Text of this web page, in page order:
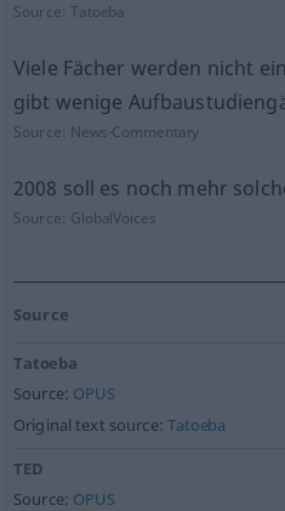
Source:Tatoeba
Viele Fächer werden nicht
gibt wenige
Source: News-Commentary
2008 soll es noch mehr
Source: GlobalVoices
Source
Tatoeba
Source: OPUS
Original text source:Tatoeba
TED
Source: OPUS